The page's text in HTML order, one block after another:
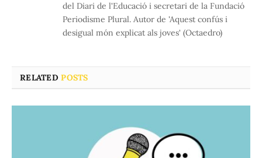
del Diari de l'Educació i secretari de la Fundació
Periodisme Plural. Autor de 'Aquest confús i
desigual món explicat als joves' (Octaedro)
RELATEDPOSTS